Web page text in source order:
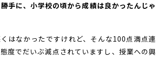
手に、小学校の頃から成績は良かったんじゃ
はなかったですけれど、そんな100点満点連
度でだいぶ減点されていますし、授業への興